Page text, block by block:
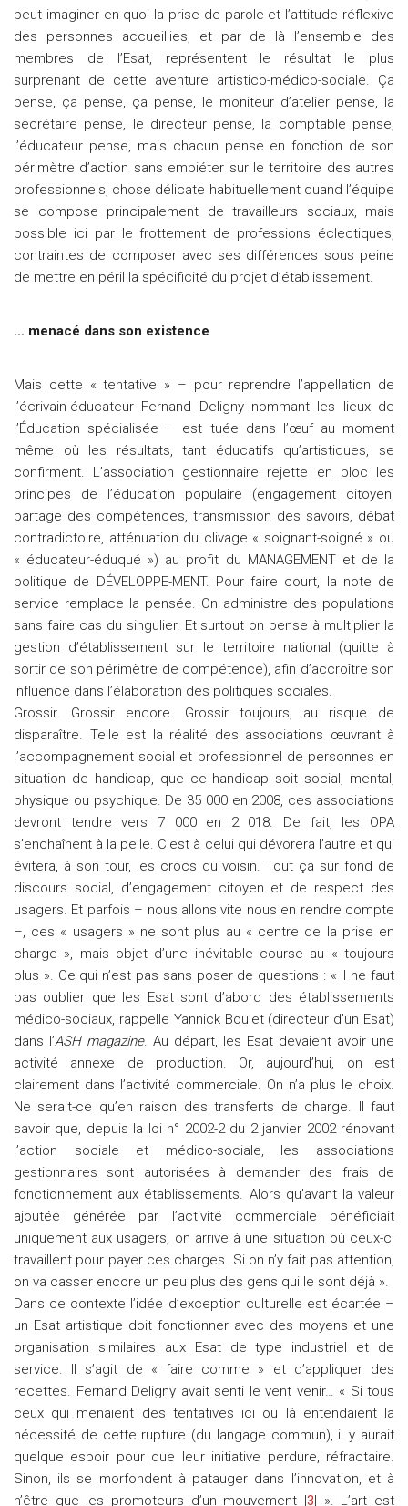
peut imaginer en quoi la prise de parole et l’attitude réflexive
des personnes accueillies, et par de là l’ensemble des
membres de l’Esat, représentent le résultat le plus
surprenant de cette aventure artistico-médico-sociale. Ça
pense, ça pense, ça pense, le moniteur d’atelier pense, la
secrétaire pense, le directeur pense, la comptable pense,
l’éducateur pense, mais chacun pense en fonction de son
périmètre d’action sans empiéter sur le territoire des autres
professionnels, chose délicate habituellement quand l’équipe
se compose principalement de travailleurs sociaux, mais
possible ici par le frottement de professions éclectiques,
contraintes de composer avec ses différences sous peine
de mettre en péril la spécificité du projet d’établissement.
… menacé dans son existence
Mais cette « tentative » – pour reprendre l’appellation de
l’écrivain-éducateur Fernand Deligny nommant les lieux de
l’Éducation spécialisée – est tuée dans l’œuf au moment
même où les résultats, tant éducatifs qu’artistiques, se
confirment. L’association gestionnaire rejette en bloc les
principes de l’éducation populaire (engagement citoyen,
partage des compétences, transmission des savoirs, débat
contradictoire, atténuation du clivage « soignant-soigné » ou
« éducateur-éduqué ») au profit du MANAGEMENT et de la
politique de DÉVELOPPE-MENT. Pour faire court, la note de
service remplace la pensée. On administre des populations
sans faire cas du singulier. Et surtout on pense à multiplier la
gestion d’établissement sur le territoire national (quitte à
sortir de son périmètre de compétence), afin d’accroître son
influence dans l’élaboration des politiques sociales.
Grossir. Grossir encore. Grossir toujours, au risque de
disparaître. Telle est la réalité des associations œuvrant à
l’accompagnement social et professionnel de personnes en
situation de handicap, que ce handicap soit social, mental,
physique ou psychique. De 35 000 en 2008, ces associations
devront tendre vers 7 000 en 2 018. De fait, les OPA
s’enchaînent à la pelle. C’est à celui qui dévorera l’autre et qui
évitera, à son tour, les crocs du voisin. Tout ça sur fond de
discours social, d’engagement citoyen et de respect des
usagers. Et parfois – nous allons vite nous en rendre compte
–, ces « usagers » ne sont plus au « centre de la prise en
charge », mais objet d’une inévitable course au « toujours
plus ». Ce qui n’est pas sans poser de questions : « Il ne faut
pas oublier que les Esat sont d’abord des établissements
médico-sociaux, rappelle Yannick Boulet (directeur d’un Esat)
dans l’ASH magazine. Au départ, les Esat devaient avoir une
activité annexe de production. Or, aujourd’hui, on est
clairement dans l’activité commerciale. On n’a plus le choix.
Ne serait-ce qu’en raison des transferts de charge. Il faut
savoir que, depuis la loi n° 2002-2 du 2 janvier 2002 rénovant
l’action sociale et médico-sociale, les associations
gestionnaires sont autorisées à demander des frais de
fonctionnement aux établissements. Alors qu’avant la valeur
ajoutée générée par l’activité commerciale bénéficiait
uniquement aux usagers, on arrive à une situation où ceux-ci
travaillent pour payer ces charges. Si on n’y fait pas attention,
on va casser encore un peu plus des gens qui le sont déjà ».
Dans ce contexte l’idée d’exception culturelle est écartée –
un Esat artistique doit fonctionner avec des moyens et une
organisation similaires aux Esat de type industriel et de
service. Il s’agit de « faire comme » et d’appliquer des
recettes. Fernand Deligny avait senti le vent venir… « Si tous
ceux qui menaient des tentatives ici ou là entendaient la
nécessité de cette rupture (du langage commun), il y aurait
quelque espoir pour que leur initiative perdure, réfractaire.
Sinon, ils se morfondent à patauger dans l’innovation, et à
n’être que les promoteurs d’un mouvement |3| ». L’art est